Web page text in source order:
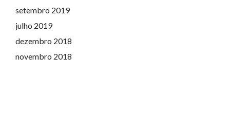
setembro 2019
julho 2019
dezembro 2018
novembro 2018